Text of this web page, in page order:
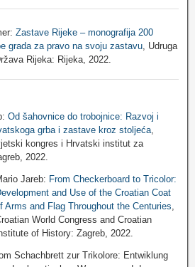
Zastave Rijeke – monografija 200
grada za pravo na svoju zastavu, Udruga
Rijeka: Rijeka, 2022.
Od šahovnice do trobojnice: Razvoj i
grba i zastave kroz stoljeća,
kongres i Hrvatski institut za
2022.
Jareb: From Checkerboard to Tricolor:
and Use of the Croatian Coat
Arms and Flag Throughout the Centuries
World Congress and Croatian
of History: Zagreb, 2022.
Schachbrett zur Trikolore: Entwiklung